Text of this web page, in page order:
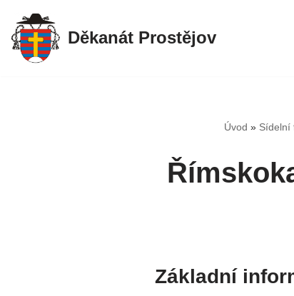
Přeskočit
na
Děkanát Prostějov
Úvod » Sídelní
Základní